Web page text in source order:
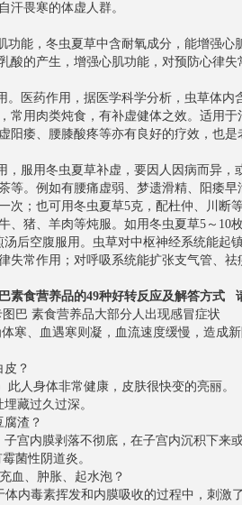
汗畏寒的体虚人群。
功能，冬虫夏草中含耐氧成分，能增强
酸的产生，增强心肌功能，对预防心律失
。医药作用，据医学科学分析，虫草体
常用肉类炖食，有补虚健体之效。适用
阳痿、腰膝酸疼等亦有良好的疗效，也是
，服用冬虫夏草补虚，要因人因病而异
等。例如有腰痛虚弱、梦遗滑精、阳痿
次；也可用冬虫夏草5克，配杜仲、川
、猪、羊肉等炖服。如用冬虫夏草5～10
汤后空腹服用。虫草对中枢神经系统能起
失常作用；对呼吸系统能扩张支气管、
素食营养品的49种好转反应及解答方式
巴 素食营养品大部分人出现感冒症状
寒、血遇寒则凝，血流速度缓慢，造成
白皮？
此人身体非常健康，皮肤很快变的亮丽。
埋藏过久过深。
腐渣？
子宫内膜剥落不彻底，在子宫内沉积下来
霉菌性阴道炎。
血、肿胀、起水泡？
体内毒素挥发和内膜吸收的过程中，刺